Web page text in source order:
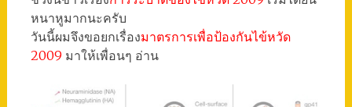
หนาหูมากนะครับ
วันนี้ผมจึงขอยกเรื่องมาตรการเพื่อป้องกันไข้หวัด
2009 มาให้เพื่อนๆ อ่าน